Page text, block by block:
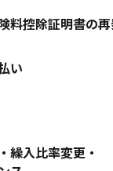
料控除証明書の
い
繰入比率変更・